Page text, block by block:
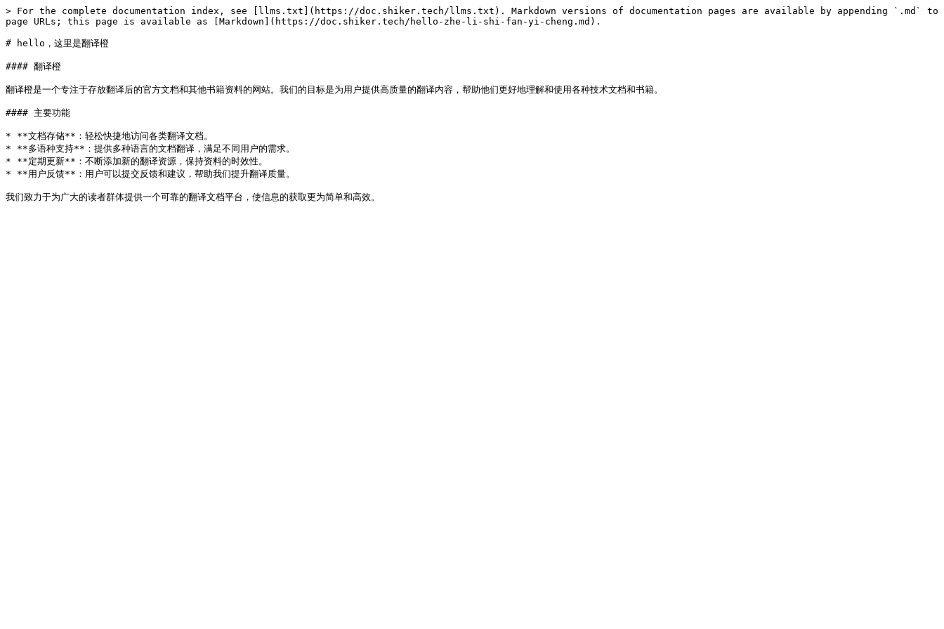
> For the complete documentation index, see [llms.txt](https://doc.shiker.tech/llms.txt). Markdown versions of documentation pages are available by appending `.md` to
page URLs; this page is available as [Markdown](https://doc.shiker.tech/hello-zhe-li-shi-fan-yi-cheng.md).
# hello，这里是翻译橙
#### 翻译橙
翻译橙是一个专注于存放翻译后的官方文档和其他书籍资料的网站。我们的目标是为用户提供高质量的翻译内容，帮助他们更好地理解和使用各种技术文档和书籍。
#### 主要功能
* **文档存储**：轻松快捷地访问各类翻译文档。
* **多语种支持**：提供多种语言的文档翻译，满足不同用户的需求。
* **定期更新**：不断添加新的翻译资源，保持资料的时效性。
* **用户反馈**：用户可以提交反馈和建议，帮助我们提升翻译质量。